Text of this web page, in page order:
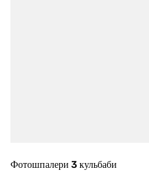
Фотошпалери 3 кульбаби